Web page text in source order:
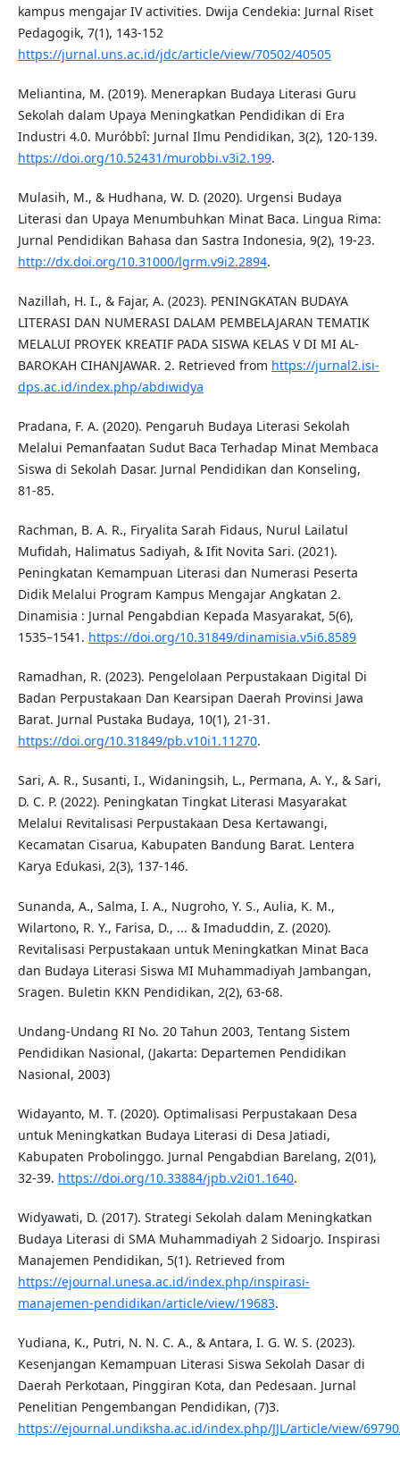
kampus mengajar IV activities. Dwija Cendekia: Jurnal Riset
Pedagogik, 7(1), 143-152
https://jurnal.uns.ac.id/jdc/article/view/70502/40505
Meliantina, M. (2019). Menerapkan Budaya Literasi Guru
Sekolah dalam Upaya Meningkatkan Pendidikan di Era
Industri 4.0. Muróbbî: Jurnal Ilmu Pendidikan, 3(2), 120-139.
https://doi.org/10.52431/murobbi.v3i2.199.
Mulasih, M., & Hudhana, W. D. (2020). Urgensi Budaya
Literasi dan Upaya Menumbuhkan Minat Baca. Lingua Rima:
Jurnal Pendidikan Bahasa dan Sastra Indonesia, 9(2), 19-23.
http://dx.doi.org/10.31000/lgrm.v9i2.2894.
Nazillah, H. I., & Fajar, A. (2023). PENINGKATAN BUDAYA
LITERASI DAN NUMERASI DALAM PEMBELAJARAN TEMATIK
MELALUI PROYEK KREATIF PADA SISWA KELAS V DI MI AL-
BAROKAH CIHANJAWAR. 2. Retrieved from https://jurnal2.isi-
dps.ac.id/index.php/abdiwidya
Pradana, F. A. (2020). Pengaruh Budaya Literasi Sekolah
Melalui Pemanfaatan Sudut Baca Terhadap Minat Membaca
Siswa di Sekolah Dasar. Jurnal Pendidikan dan Konseling,
81-85.
Rachman, B. A. R., Firyalita Sarah Fidaus, Nurul Lailatul
Mufidah, Halimatus Sadiyah, & Ifit Novita Sari. (2021).
Peningkatan Kemampuan Literasi dan Numerasi Peserta
Didik Melalui Program Kampus Mengajar Angkatan 2.
Dinamisia : Jurnal Pengabdian Kepada Masyarakat, 5(6),
1535–1541. https://doi.org/10.31849/dinamisia.v5i6.8589
Ramadhan, R. (2023). Pengelolaan Perpustakaan Digital Di
Badan Perpustakaan Dan Kearsipan Daerah Provinsi Jawa
Barat. Jurnal Pustaka Budaya, 10(1), 21-31.
https://doi.org/10.31849/pb.v10i1.11270.
Sari, A. R., Susanti, I., Widaningsih, L., Permana, A. Y., & Sari,
D. C. P. (2022). Peningkatan Tingkat Literasi Masyarakat
Melalui Revitalisasi Perpustakaan Desa Kertawangi,
Kecamatan Cisarua, Kabupaten Bandung Barat. Lentera
Karya Edukasi, 2(3), 137-146.
Sunanda, A., Salma, I. A., Nugroho, Y. S., Aulia, K. M.,
Wilartono, R. Y., Farisa, D., ... & Imaduddin, Z. (2020).
Revitalisasi Perpustakaan untuk Meningkatkan Minat Baca
dan Budaya Literasi Siswa MI Muhammadiyah Jambangan,
Sragen. Buletin KKN Pendidikan, 2(2), 63-68.
Undang-Undang RI No. 20 Tahun 2003, Tentang Sistem
Pendidikan Nasional, (Jakarta: Departemen Pendidikan
Nasional, 2003)
Widayanto, M. T. (2020). Optimalisasi Perpustakaan Desa
untuk Meningkatkan Budaya Literasi di Desa Jatiadi,
Kabupaten Probolinggo. Jurnal Pengabdian Barelang, 2(01),
32-39. https://doi.org/10.33884/jpb.v2i01.1640.
Widyawati, D. (2017). Strategi Sekolah dalam Meningkatkan
Budaya Literasi di SMA Muhammadiyah 2 Sidoarjo. Inspirasi
Manajemen Pendidikan, 5(1). Retrieved from
https://ejournal.unesa.ac.id/index.php/inspirasi-
manajemen-pendidikan/article/view/19683.
Yudiana, K., Putri, N. N. C. A., & Antara, I. G. W. S. (2023).
Kesenjangan Kemampuan Literasi Siswa Sekolah Dasar di
Daerah Perkotaan, Pinggiran Kota, dan Pedesaan. Jurnal
Penelitian Pengembangan Pendidikan, (7)3.
https://ejournal.undiksha.ac.id/index.php/JJL/article/view/